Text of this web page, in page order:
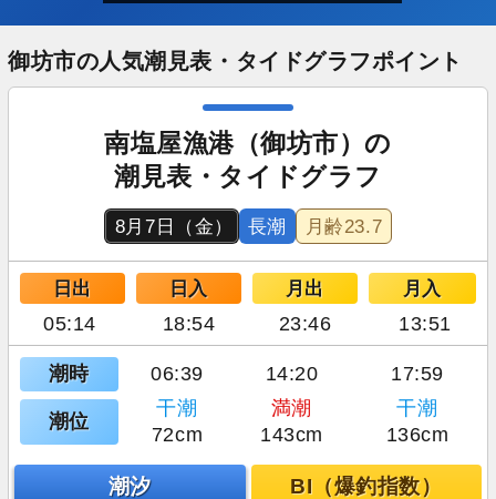
御坊市の人気潮見表・タイドグラフポイント
南塩屋漁港（御坊市）の
潮見表・タイドグラフ
8月7日（金） 長潮 月齢23.7
日出 日入 月出 月入
05:14 18:54 23:46 13:51
潮時 06:39 14:20 17:59
潮位
干潮 満潮
干潮
72cm
143cm 136cm
潮汐 BI（爆釣指数）